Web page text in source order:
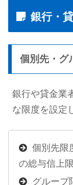
銀行・
個別先・グ
銀行や貸金業
な限度を設定
個別先限
の総与信上限
グループ